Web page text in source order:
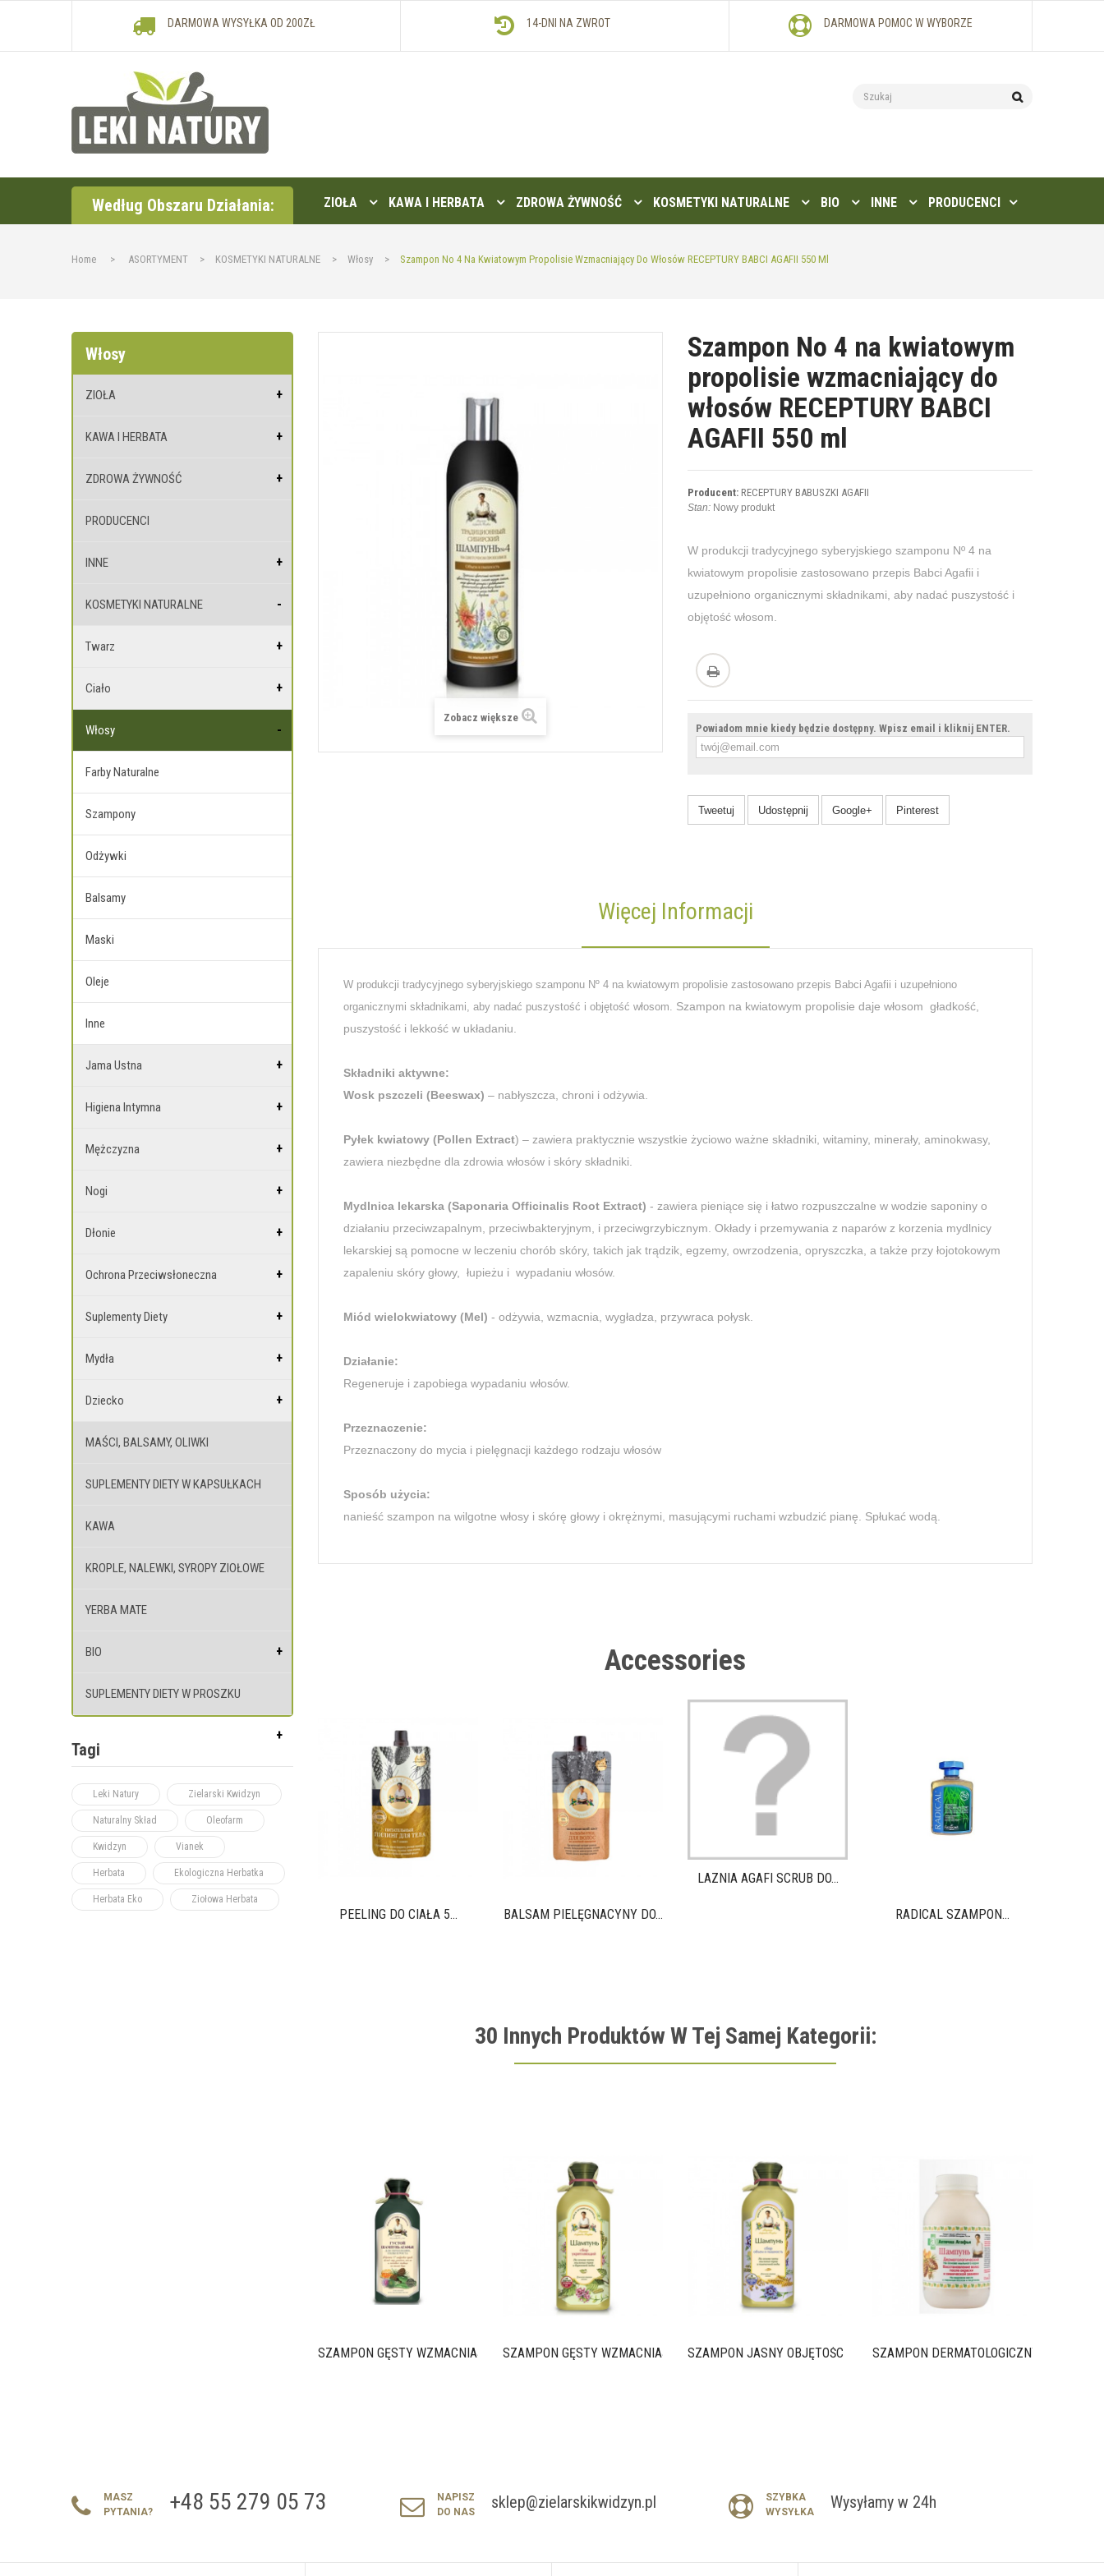
DARMOWA WYSYŁKA OD 200ZŁ 14-DNI NA ZWROT DARMOWA POMOC W WYBORZE
Według Obszaru Działania: ZIOŁA KAWA I HERBATA ZDROWA ŻYWNOŚĆ KOSMETYKI NATURALNE BIO INNE PRODUCENCI
Home > ASORTYMENT > KOSMETYKI NATURALNE > Włosy > Szampon No 4 Na Kwiatowym Propolisie Wzmacniający Do Włosów RECEPTURY BABCI AGAFII 550 Ml
Włosy
ZIOŁA
KAWA I HERBATA
ZDROWA ŻYWNOŚĆ
PRODUCENCI
INNE
KOSMETYKI NATURALNE
Twarz
Ciało
Włosy
Farby Naturalne
Szampony
Odżywki
Balsamy
Maski
Oleje
Inne
Jama Ustna
Higiena Intymna
Mężczyzna
Nogi
Dłonie
Ochrona Przeciwsłoneczna
Suplementy Diety
Mydła
Dziecko
MAŚCI, BALSAMY, OLIWKI
SUPLEMENTY DIETY W KAPSUŁKACH
KAWA
KROPLE, NALEWKI, SYROPY ZIOŁOWE
YERBA MATE
BIO
SUPLEMENTY DIETY W PROSZKU
Tagi
Leki Natury Zielarski Kwidzyn
Naturalny Skład Oleofarm
Kwidzyn Vianek
Herbata Ekologiczna Herbatka
Herbata Eko Ziołowa Herbata
Zobacz większe
Szampon No 4 na kwiatowym
propolisie wzmacniający do
włosów RECEPTURY BABCI
AGAFII 550 ml
Producent: RECEPTURY BABUSZKI AGAFII
Stan: Nowy produkt
W produkcji tradycyjnego syberyjskiego szamponu Nº 4 na
kwiatowym propolisie zastosowano przepis Babci Agafii i
uzupełniono organicznymi składnikami, aby nadać puszystość i
objętość włosom.
Powiadom mnie kiedy będzie dostępny. Wpisz email i kliknij ENTER.
Tweetuj Udostępnij Google+ Pinterest
Więcej Informacji
W produkcji tradycyjnego syberyjskiego szamponu Nº 4 na kwiatowym propolisie zastosowano przepis Babci Agafii i uzupełniono
organicznymi składnikami, aby nadać puszystość i objętość włosom. Szampon na kwiatowym propolisie daje włosom gładkość,
puszystość i lekkość w układaniu.
Składniki aktywne:
Wosk pszczeli (Beeswax) – nabłyszcza, chroni i odżywia.
Pyłek kwiatowy (Pollen Extract) – zawiera praktycznie wszystkie życiowo ważne składniki, witaminy, minerały, aminokwasy,
zawiera niezbędne dla zdrowia włosów i skóry składniki.
Mydlnica lekarska (Saponaria Officinalis Root Extract) - zawiera pieniące się i łatwo rozpuszczalne w wodzie saponiny o
działaniu przeciwzapalnym, przeciwbakteryjnym, i przeciwgrzybicznym. Okłady i przemywania z naparów z korzenia mydlnicy
lekarskiej są pomocne w leczeniu chorób skóry, takich jak trądzik, egzemy, owrzodzenia, opryszczka, a także przy łojotokowym
zapaleniu skóry głowy, łupieżu i wypadaniu włosów.
Miód wielokwiatowy (Mel) - odżywia, wzmacnia, wygładza, przywraca połysk.
Działanie:
Regeneruje i zapobiega wypadaniu włosów.
Przeznaczenie:
Przeznaczony do mycia i pielęgnacji każdego rodzaju włosów
Sposób użycia:
nanieść szampon na wilgotne włosy i skórę głowy i okrężnymi, masującymi ruchami wzbudzić pianę. Spłukać wodą.
Accessories
PEELING DO CIAŁA 5... BALSAM PIELĘGNACYNY DO...
LAZNIA AGAFI SCRUB DO...
RADICAL SZAMPON...
30 Innych Produktów W Tej Samej Kategorii:
SZAMPON GĘSTY WZMACNIAJĄCY DO...SZAMPON GĘSTY WZMACNIAJĄCY DO...SZAMPON JASNY OBJĘTOŚC I... SZAMPON DERMATOLOGICZNY...
MASZ
PYTANIA?
+48 55 279 05 73
NAPISZ
DO NAS
sklep@zielarskikwidzyn.pl
SZYBKA
WYSYŁKA
Wysyłamy w 24h